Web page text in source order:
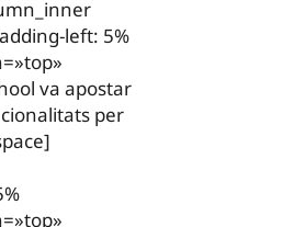
left: 5%
va apostar
per